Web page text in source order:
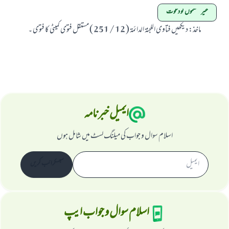
غیر مسلموں کو دعوت
ماخذ:دیکھیں فتاوی اللجنۃ الدائمۃ ( 12 / 251 ) مستقل فتوی کمیٹی کا فتوی ۔
ایمیل خبرنامہ
اسلام سوال و جواب کی میلنگ لسٹ میں شامل ہوں
اسلام سوال و جواب ایپ
ابھی تعاون کریں